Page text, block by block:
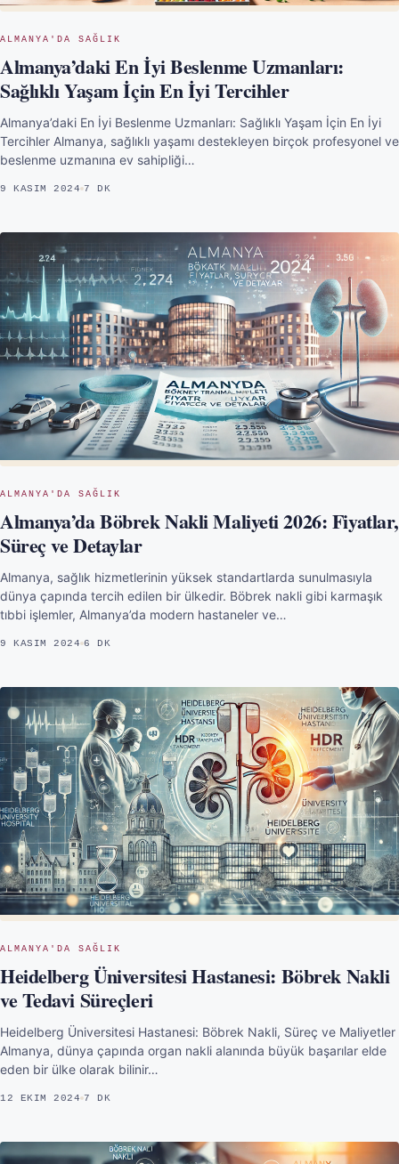
ALMANYA'DA SAĞLIK
Almanya’daki En İyi Beslenme Uzmanları:
Sağlıklı Yaşam İçin En İyi Tercihler
Almanya’daki En İyi Beslenme Uzmanları: Sağlıklı Yaşam İçin En İyi
Tercihler Almanya, sağlıklı yaşamı destekleyen birçok profesyonel ve
beslenme uzmanına ev sahipliği…
9 KASIM 2024 7 DK
ALMANYA'DA SAĞLIK
Almanya’da Böbrek Nakli Maliyeti 2026: Fiyatlar,
Süreç ve Detaylar
Almanya, sağlık hizmetlerinin yüksek standartlarda sunulmasıyla
dünya çapında tercih edilen bir ülkedir. Böbrek nakli gibi karmaşık
tıbbi işlemler, Almanya’da modern hastaneler ve…
9 KASIM 2024 6 DK
ALMANYA'DA SAĞLIK
Heidelberg Üniversitesi Hastanesi: Böbrek Nakli
ve Tedavi Süreçleri
Heidelberg Üniversitesi Hastanesi: Böbrek Nakli, Süreç ve Maliyetler
Almanya, dünya çapında organ nakli alanında büyük başarılar elde
eden bir ülke olarak bilinir…
12 EKIM 2024 7 DK